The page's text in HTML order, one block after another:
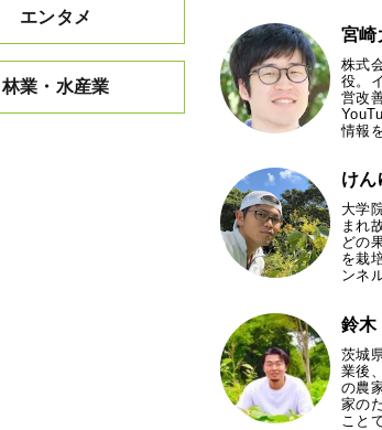
エンタメ
林業・水産業
宮崎
株式
役。
営改
情報
けん
大学
まれ
どの
を栽
ンネ
鈴
茨城
業後
の農
家の
こと